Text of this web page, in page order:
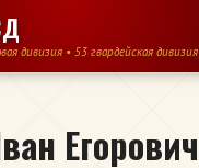
дивизия • 53 гвардейская дивизия
Егорович